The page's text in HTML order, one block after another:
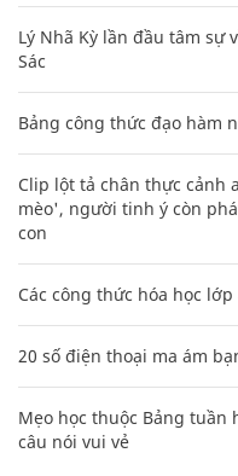
Lý Nhã Kỳ lần đầu tâm sự
Sác
Bảng công thức đạo hàm
Clip lột tả chân thực cảnh
mèo', người tinh ý còn
con
Các công thức hóa học
20 số điện thoại ma ám
Mẹo học thuộc Bảng tuần
câu nói vui vẻ